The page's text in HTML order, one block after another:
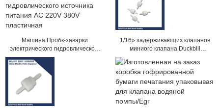
Машина Пробк-заварки
электрического гидровлического
источника питания AC 220V
380V пластичная
1/16» задерживающих клапанов
миниого клапана Duckbill
пластичных для системы чернил